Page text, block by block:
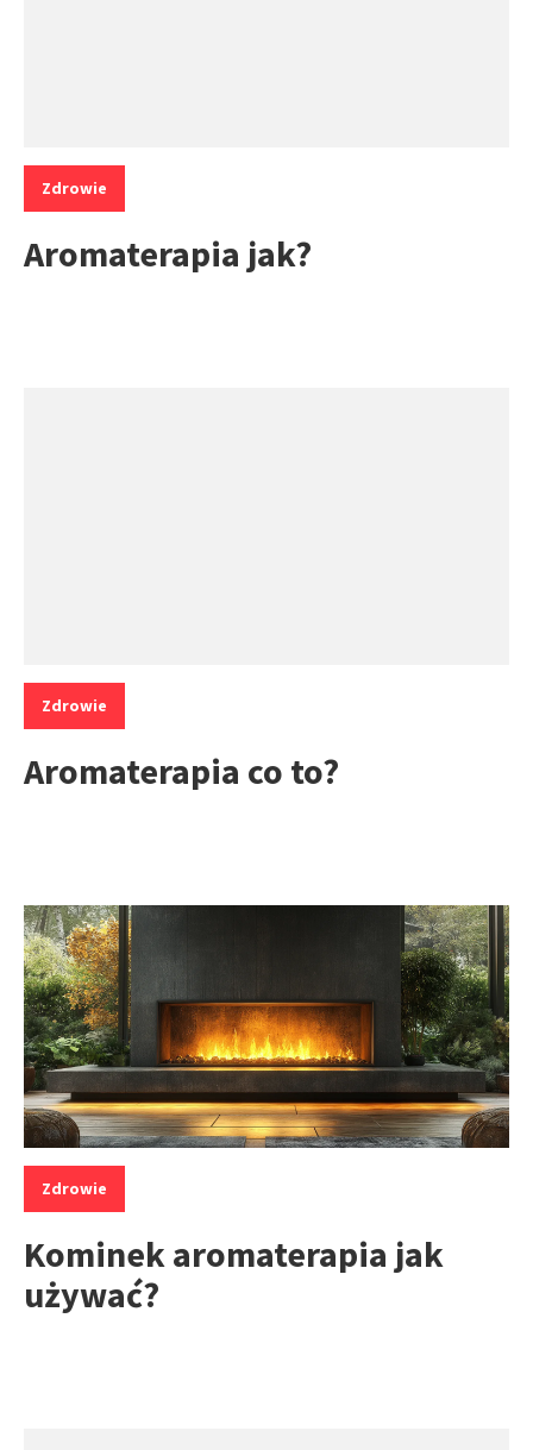
Kategorie:
Zdrowie
Aromaterapia jak?
Kategorie:
Zdrowie
Aromaterapia co to?
Kategorie:
Zdrowie
Kominek aromaterapia jak
używać?